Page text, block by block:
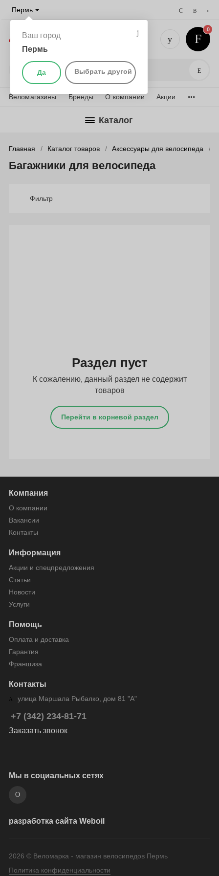
Пермь
Ваш город
Пермь
Да Выбрать другой Поиск
+7 (342)
0
Веломагазины Бренды О компании Акции ...
Каталог
Главная Каталог товаров Аксессуары для велосипеда
Багажники для велосипеда
Фильтр
Раздел пуст
К сожалению, данный раздел не содержит
товаров
Перейти в корневой раздел
Компания
О компании
Вакансии
Контакты
Информация
Акции и спецпредложения
Статьи
Новости
Услуги
Помощь
Оплата и доставка
Гарантия
Франшиза
Контакты
улица Маршала Рыбалко, дом 81 "А"
+7 (342) 234-81-71
Заказать звонок
Мы в социальных сетях
разработка сайта Weboil
2026 © Веломарка - магазин велосипедов Пермь
Политика конфиденциальности